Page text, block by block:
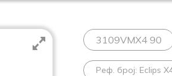
3109VMX4 90
Реф. број: Eclips